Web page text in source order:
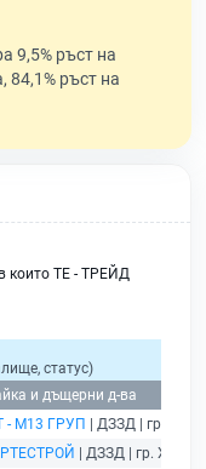
9,5% ръст на
84,1% ръст на
които ТЕ - ТРЕЙД
статус)
и дъщерни д-ва
М13 ГРУП
| ДЗЗД | гр.
| ДЗЗД | гр.